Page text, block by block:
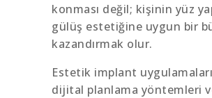
konması değil; kişinin yüz
gülüş estetiğine uygun bir
kazandırmak olur.
Estetik implant
dijital planlama yöntemleri